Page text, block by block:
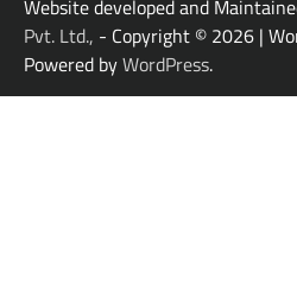
Website developed and
Pvt. Ltd., - Copyright © 2026 |
Powered byWordPress.